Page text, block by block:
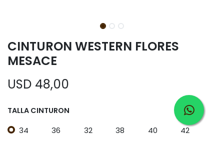
CINTURON WESTERN FLORES
MESACE
USD 48,00
TALLA CINTURON
34 36 32 38 40 42